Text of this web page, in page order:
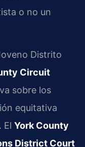
o no un
Distrito
Circuit
sobre los
equitativa
. El York County
District Court